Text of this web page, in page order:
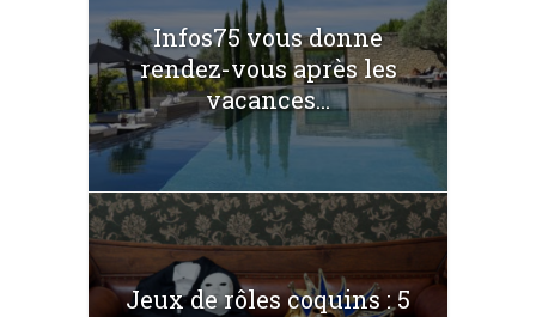
Infos75 vous donne
rendez-vous après les
vacances...
Jeux de rôles coquins : 5